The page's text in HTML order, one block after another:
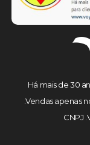
Há mais de 30
.Vendas apenas
CNPJ